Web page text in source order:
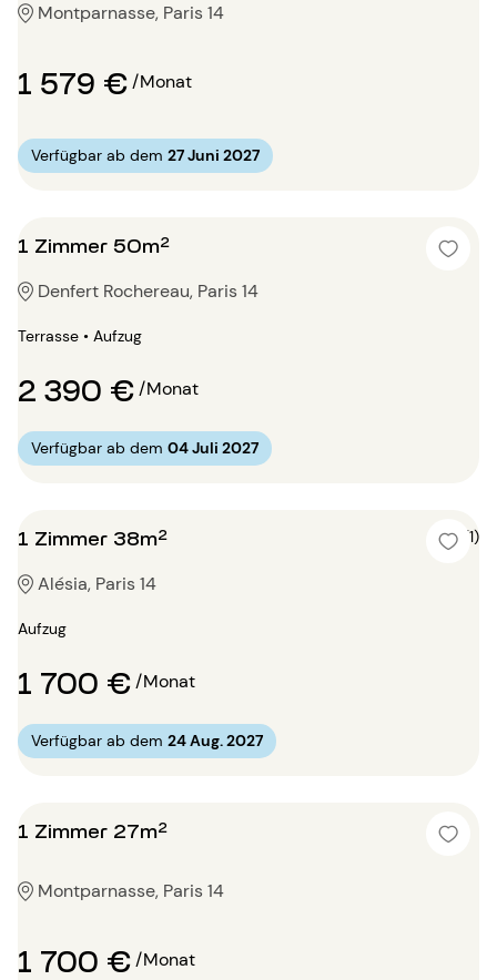
Montparnasse, Paris 14
1 579 €/Monat
Verfügbar ab dem 27 Juni 2027
1 Zimmer 50m²
Denfert Rochereau, Paris 14
Terrasse • Aufzug
2 390 €/Monat
Verfügbar ab dem 04 Juli 2027
1 Zimmer 38m² 5 (1)
Alésia, Paris 14
Aufzug
1 700 €/Monat
Verfügbar ab dem 24 Aug. 2027
1 Zimmer 27m²
Montparnasse, Paris 14
1 700 €/Monat